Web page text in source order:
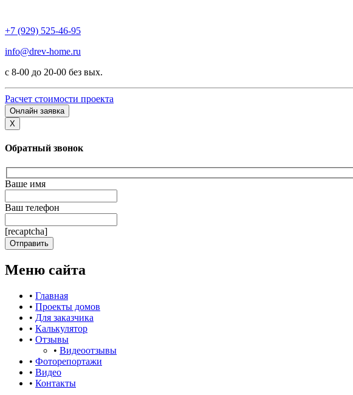
+7 (929) 525-46-95
info@drev-home.ru
с 8-00 до 20-00 без вых.
Расчет стоимости проекта
Онлайн заявка
X
Обратный звонок
Ваше имя
Ваш телефон
[recaptcha]
Меню сайта
• Главная
• Проекты домов
• Для заказчика
• Калькулятор
• Отзывы
• Видеоотзывы
• Фоторепортажи
• Видео
• Контакты